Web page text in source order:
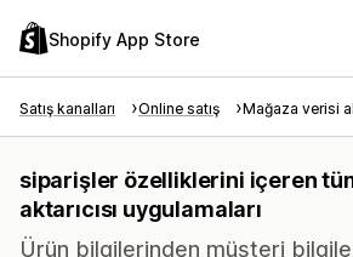
Shopify App Store
Satış kanalları Online satış Mağaza verisi
siparişler özelliklerini içeren
aktarıcısı uygulamaları
Ürün bilgilerinden müşteri